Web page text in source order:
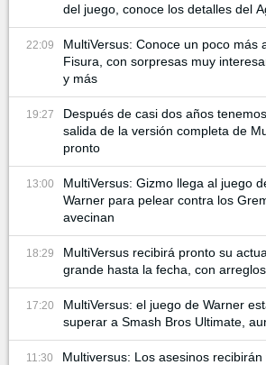
del juego, conoce los detalles del
22:09
MultiVersus: Conoce un poco más
Fisura, con sorpresas muy
y más
19:27
Después de casi dos años
salida de la versión completa de
pronto
13:00
MultiVersus: Gizmo llega al juego
Warner para pelear contra los
avecinan
18:29
MultiVersus recibirá pronto su
grande hasta la fecha, con
17:20
MultiVersus: el juego de Warner
superar a Smash Bros Ultimate,
11:30
Multiversus: Los asesinos